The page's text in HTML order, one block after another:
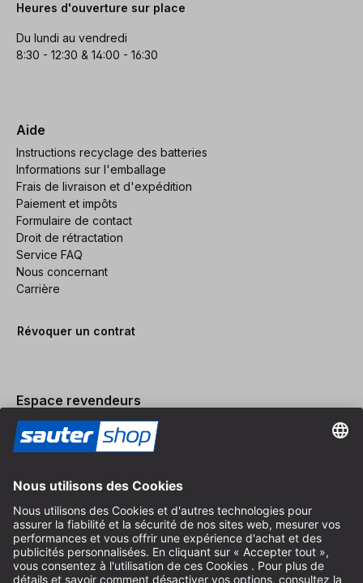
Heures d'ouverture sur place
Du lundi au vendredi
8:30 - 12:30 & 14:00 - 16:30
Aide
Instructions recyclage des batteries
Informations sur l'emballage
Frais de livraison et d'expédition
Paiement et impôts
Formulaire de contact
Droit de rétractation
Service FAQ
Nous concernant
Carrière
Révoquer un contrat
Espace revendeurs
Devenir revendeur
Mentions légales
Conditions Générales
Protection des Données